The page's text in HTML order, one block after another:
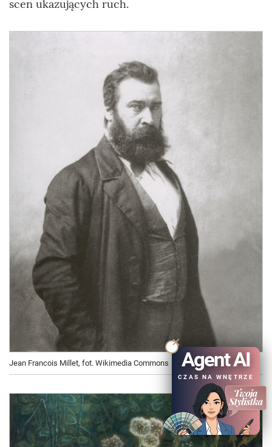
scen ukazujących ruch.
Jean Francois Millet, fot. Wikimedia Commons Agent AI
CZAS NA WNĘTRZE